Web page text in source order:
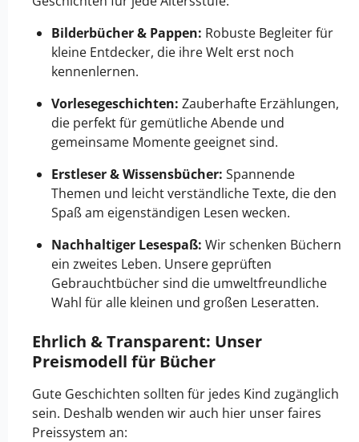
Bilderbücher & Pappen: Robuste Begleiter für
kleine Entdecker, die ihre Welt erst noch
kennenlernen.
Vorlesegeschichten: Zauberhafte Erzählungen,
die perfekt für gemütliche Abende und
gemeinsame Momente geeignet sind.
Erstleser & Wissensbücher: Spannende
Themen und leicht verständliche Texte, die den
Spaß am eigenständigen Lesen wecken.
Nachhaltiger Lesespaß: Wir schenken Büchern
ein zweites Leben. Unsere geprüften
Gebrauchtbücher sind die umweltfreundliche
Wahl für alle kleinen und großen Leseratten.
Ehrlich & Transparent: Unser
Preismodell für Bücher
Gute Geschichten sollten für jedes Kind zugänglich
sein. Deshalb wenden wir auch hier unser faires
Preissystem an: